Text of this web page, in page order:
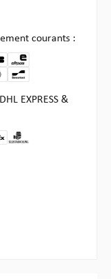
courants :
EXPRESS &